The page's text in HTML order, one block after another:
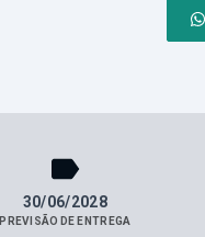
30/06/2028
PREVISÃO DE ENTREGA